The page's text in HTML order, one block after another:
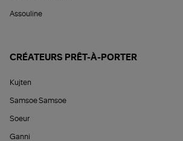
Assouline
CRÉATEURS PRÊT-À-PORTER
Kujten
Samsoe Samsoe
Soeur
Ganni